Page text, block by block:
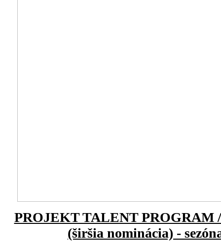
PROJEKT TALENT PROGRAM /
(širšia nominácia) -